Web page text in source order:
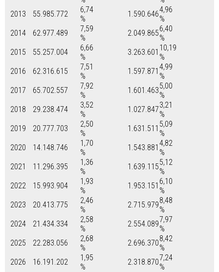
2013
55.985.772
6,74
%
1.590.6464,96
%
2014
62.977.489
7,59
%
2.049.8656,40
%
2015
55.257.004
6,66
%
3.263.601 10,19
%
2016
62.316.615
7,51
%
1.597.871 4,99
%
2017
65.702.557
7,92
%
1.601.4635,00
%
2018
29.238.474
3,52
%
1.027.8473,21
%
2019
20.777.703
2,50
%
1.631.511 5,09
%
2020
14.148.746
1,70
%
1.543.881 4,82
%
2021
11.296.395
1,36
%
1.639.1155,12
%
2022
15.993.904
1,93
%
1.953.151 6,10
%
2023
20.413.775
2,46
%
2.715.9798,48
%
2024
21.434.334
2,58
%
2.554.0897,97
%
2025
22.283.056
2,68
%
2.696.3708,42
%
2026
16.191.202
1,95
%
2.318.8707,24
%